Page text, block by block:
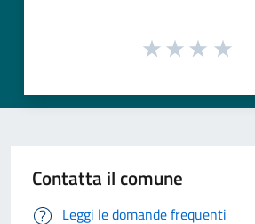
Contatta il comune
Leggi le domande frequenti